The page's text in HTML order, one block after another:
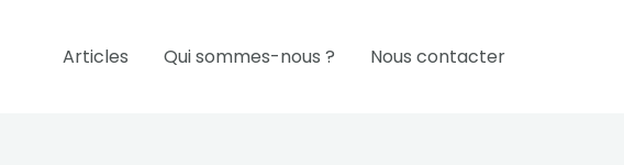
Articles Qui sommes-nous ? Nous contacter